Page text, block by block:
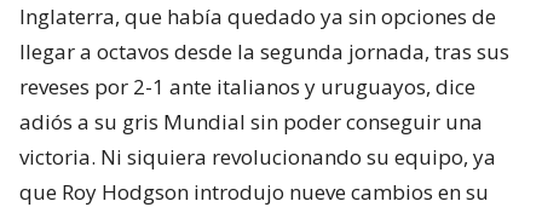
Inglaterra, que había quedado ya sin opciones de
llegar a octavos desde la segunda jornada, tras sus
reveses por 2-1 ante italianos y uruguayos, dice
adiós a su gris Mundial sin poder conseguir una
victoria. Ni siquiera revolucionando su equipo, ya
que Roy Hodgson introdujo nueve cambios en su